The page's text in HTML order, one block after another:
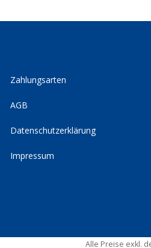
Zahlungsarten
AGB
Datenschutzerklärung
Impressum
Alle Preise exkl.